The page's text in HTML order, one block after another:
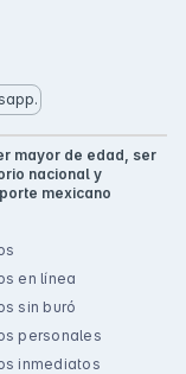
mayor de edad, ser
nacional y
mexicano
en línea
sin buró
personales
inmediatos